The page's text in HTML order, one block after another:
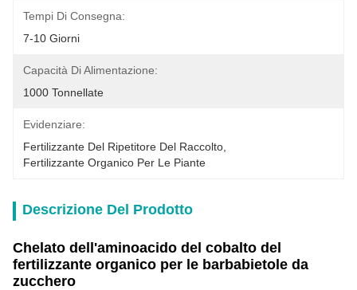
Tempi Di Consegna:
7-10 Giorni
Capacità Di Alimentazione:
1000 Tonnellate
Evidenziare:
Fertilizzante Del Ripetitore Del Raccolto
Fertilizzante Organico Per Le Piante
Descrizione Del Prodotto
Chelato dell'aminoacido del cobalto del
fertilizzante organico per le barbabietole da
zucchero